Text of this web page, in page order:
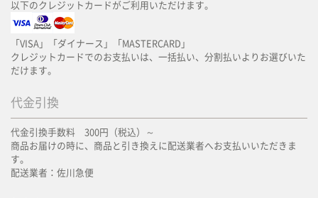
以下のクレジットカードがご利用いただけます。
「VISA」「ダイナース」「MASTERCARD」
クレジットカードでのお支払いは、一括払い、分割払いよりお選びいた
だけます。
代金引換
代金引換手数料 300円（税込）～
商品お届けの時に、商品と引き換えに配送業者へお支払いいただきま
す。
配送業者：佐川急便